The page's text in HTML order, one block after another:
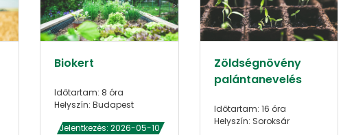
Biokert
Időtartam: 8 óra
Helyszín: Budapest
Jelentkezés: 2026-05-10
Zöldségnövény
palántanevelés
Időtartam: 16 óra
Helyszín: Soroksár